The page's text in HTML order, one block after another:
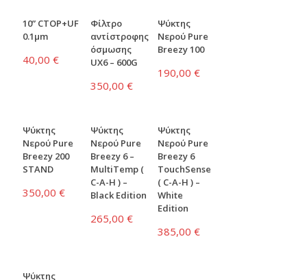
10” CTOP+UF
0.1μm
40,00 €
Φίλτρο
αντίστροφης
όσμωσης
UX6 – 600G
350,00 €
Ψύκτης
Νερού Pure
Breezy 100
190,00€
Ψύκτης
Νερού Pure
Breezy 200
STAND
350,00 €
Ψύκτης
Νερού Pure
Breezy 6 –
MultiTemp (
C-A-H ) –
Black Edition
265,00 €
Ψύκτης
Νερού Pure
Breezy 6
TouchSense
( C-A-H ) –
White
Edition
385,00€
Ψύκτης